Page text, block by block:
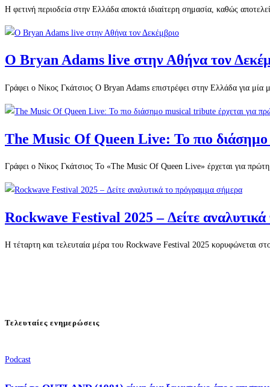
Η φετινή περιοδεία στην Ελλάδα αποκτά ιδιαίτερη σημασία, καθώς
Ο Bryan Adams live στην Αθήνα τον
Γράφει ο Νίκος Γκάτσιος Ο Bryan Adams επιστρέφει στην Ελλάδα για
The Music Of Queen Live: Το πιο
Γράφει ο Νίκος Γκάτσιος Το «The Music Of Queen Live» έρχεται για
Rockwave Festival 2025 – Δείτε
Η τέταρτη και τελευταία μέρα του Rockwave Festival 2025 κορυφώνεται
Τελευταίες ενημερώσεις
Podcast